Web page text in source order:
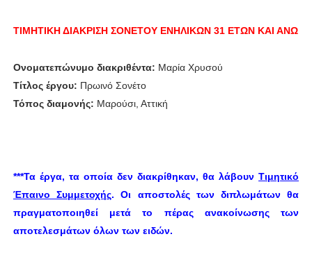
ΤΙΜΗΤΙΚΗ ΔΙΑΚΡΙΣΗΣΟΝΕΤΟΥ ΕΝΗΛΙΚΩΝ 31 ΕΤΩΝ ΚΑΙ ΑΝΩ
Ονοματεπώνυμο διακριθέντα: Μαρία Χρυσού
Τίτλος έργου: Πρωινό Σονέτο
Τόπος διαμονής: Μαρούσι, Αττική
***Τα έργα, τα οποία δεν διακρίθηκαν, θα λάβουνΤιμητικό
Έπαινο Συμμετοχής. Οι αποστολές των διπλωμάτων θα
πραγματοποιηθεί μετά το πέρας ανακοίνωσης των
αποτελεσμάτων όλων των ειδών.